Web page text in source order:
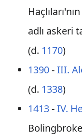
adlı askeri
(d. 1170)
1390-III.
(d. 1338)
1413-IV.